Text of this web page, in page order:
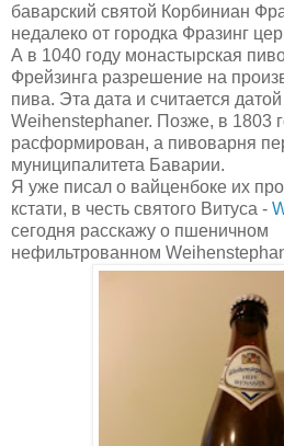
баварский святой Корбиниан
недалеко от городка Фразинг
А в 1040 году монастырская
Фрейзинга разрешение на
пива. Эта дата и считается
Weihenstephaner. Позже, в 1803
расформирован, а пивоварня
муниципалитета Баварии.
Я уже писал о вайценбоке их
кстати, в честь святого Витуса -
сегодня расскажу о пшеничном
нефильтрованном